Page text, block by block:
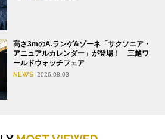
高さ3mのA.ランゲ&ゾーネ「サクソニア・
アニュアルカレンダー」が登場！ 三越ワ
ールドウォッチフェア
NEWS 2026.08.03